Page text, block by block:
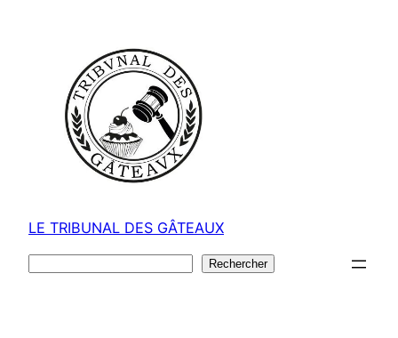
LE TRIBUNAL DES GÂTEAUX
Rechercher